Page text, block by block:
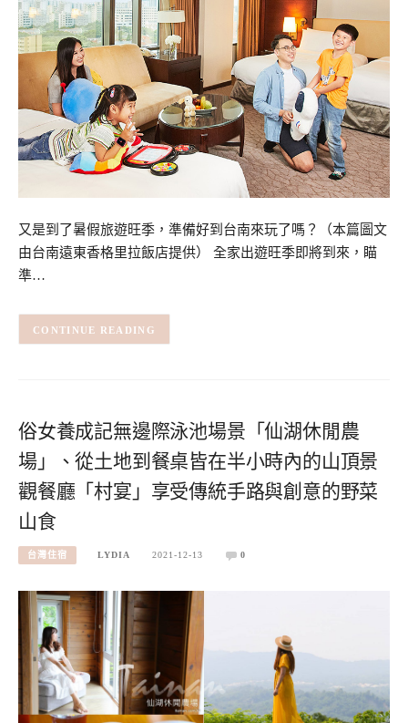
又是到了暑假旅遊旺季，準備好到台南來玩了嗎？（本篇圖文
由台南遠東香格里拉飯店提供） 全家出遊旺季即將到來，瞄
準…
CONTINUE READING
俗女養成記無邊際泳池場景「仙湖休閒農
場」、從土地到餐桌皆在半小時內的山頂景
觀餐廳「村宴」享受傳統手路與創意的野菜
山食
台灣住宿 LYDIA 2021-12-13 0